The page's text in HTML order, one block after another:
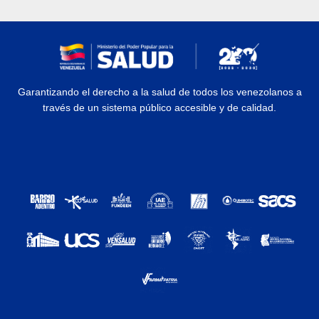
Garantizando el derecho a la salud de todos los venezolanos a
través de un sistema público accesible y de calidad.